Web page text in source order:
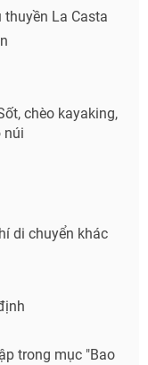
La Casta
chèo kayaking,
núi
di chuyển khác
trong mục "Bao